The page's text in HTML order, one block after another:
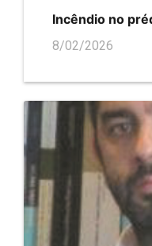
Incêndio no
8/02/2026